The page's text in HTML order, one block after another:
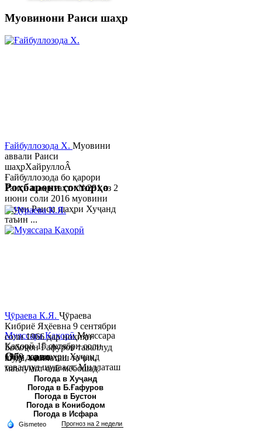
Муовинони Раиси шаҳр
Ғайбуллозода Х. Муовини
аввали Раиси
шаҳрХайруллоÂ
Ғайбуллозода бо қарори
Раиси шаҳр таҳти №281 аз 2
июни соли 2016 муовини
якуми Раиси шаҳри Хуҷанд
таъин ...
Муяссара ҚаҳорӣМуяссара
Қаҳорӣ 15 октябри соли
1979 дар шаҳри Хуҷанд
таваллуд шудааст. Миллаташ
тоҷик. Маълумот олӣ. Соли
2002 Донишгоҳи давлатии
Хуҷанд ба...
Роҳбарони сохторҳо
Ҷӯраева К.Я. Ҷӯраева
Кибриё Яҳёевна 9 сентябри
соли 1966 дар ноҳияи
Бобоҷон Ғафуров таваллуд
шуда, миллаташ тоҷик,
маълумот олӣ мебошад.
Соли 1997 Донишг...
Обу хаво
Погода в Хуҷанд
Погода в Б.Ғафуров
Погода в Бустон
Погода в Конибодом
Погода в Исфара